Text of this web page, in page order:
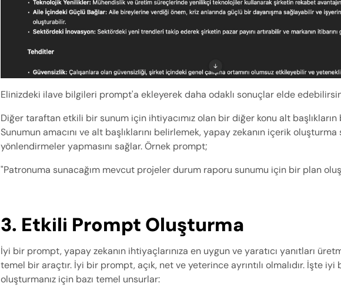
Elinizdeki ilave bilgileri prompt'a ekleyerek daha odaklı sonuçlar elde
Diğer taraftan etkili bir sunum için ihtiyacımız olan bir diğer konu alt
Sunumun amacını ve alt başlıklarını belirlemek, yapay zekanın içerik
yönlendirmeler yapmasını sağlar. Örnek prompt;
"Patronuma sunacağım mevcut projeler durum raporu sunumu için bir plan
3. Etkili Prompt Oluşturma
İyi bir prompt, yapay zekanın ihtiyaçlarınıza en uygun ve yaratıcı yanıtları
temel bir araçtır. İyi bir prompt, açık, net ve yeterince ayrıntılı olmalıdır. İşte
oluşturmanız için bazı temel unsurlar: